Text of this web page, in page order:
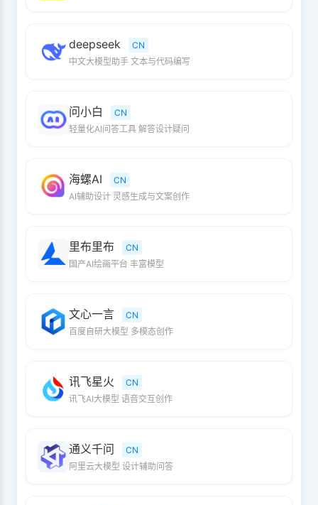
deepseek
CN
中文大模型助手 文本与代码编写
问小白
CN
轻量化AI问答工具 解答设计疑问
海螺AI
CN
AI辅助设计 灵感生成与文案创作
里布里布
CN
国产AI绘画平台 丰富模型
文心一言
CN
百度自研大模型 多模态创作
讯飞星火
CN
讯飞AI大模型 语音交互创作
通义千问
CN
阿里云大模型 设计辅助问答